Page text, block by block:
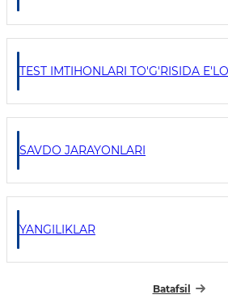
TEST IMTIHONLARI TO'G'RISIDA
SAVDO JARAYONLARI
YANGILIKLAR
Batafsil